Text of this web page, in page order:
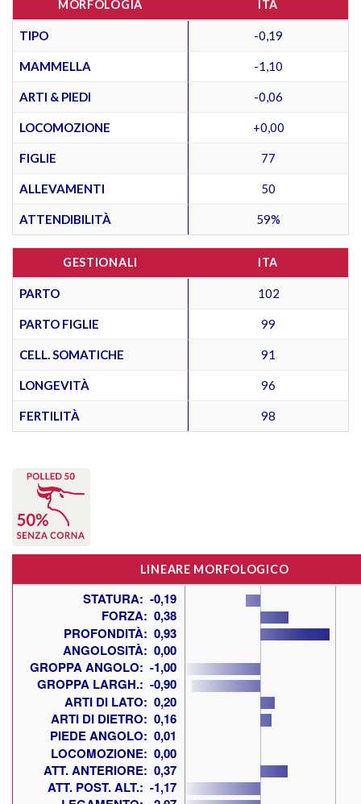
MORFOLOGIA ITA
TIPO -0,19
MAMMELLA -1,10
ARTI & PIEDI -0,06
LOCOMOZIONE +0,00
FIGLIE 77
ALLEVAMENTI 50
ATTENDIBILITÀ 59%
GESTIONALI ITA
PARTO 102
PARTO FIGLIE 99
CELL. SOMATICHE 91
LONGEVITÀ 96
FERTILITÀ 98
LINEARE MORFOLOGICO